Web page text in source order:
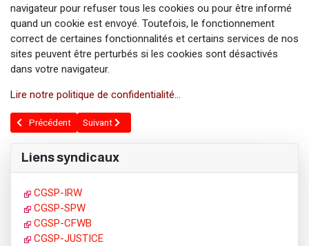
navigateur pour refuser tous les cookies ou pour être informé
quand un cookie est envoyé. Toutefois, le fonctionnement
correct de certaines fonctionnalités et certains services de nos
sites peuvent être perturbés si les cookies sont désactivés
dans votre navigateur.
Lire notre politique de confidentialité...
Article précédent : Service juridique
Précédent Article suivant : Pourquoi s'affilier ?
Suivant
Liens syndicaux
CGSP-IRW
CGSP-SPW
CGSP-CFWB
CGSP-JUSTICE